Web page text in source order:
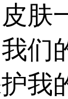
肤
们
我